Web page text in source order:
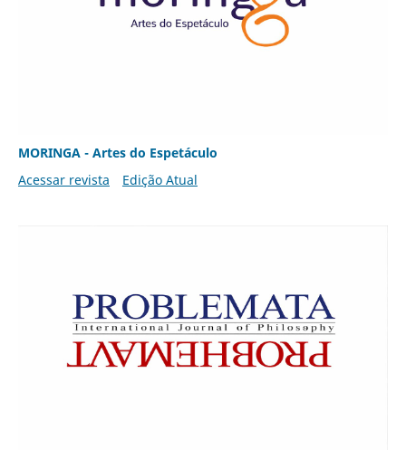
MORINGA - Artes do Espetáculo
Acessar revista
Edição Atual